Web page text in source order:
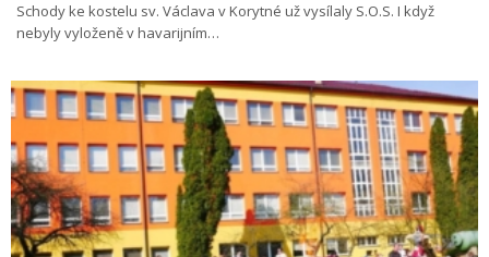
Schody ke kostelu sv. Václava v Korytné už vysílaly S.O.S. I když
nebyly vyloženě v havarijním…